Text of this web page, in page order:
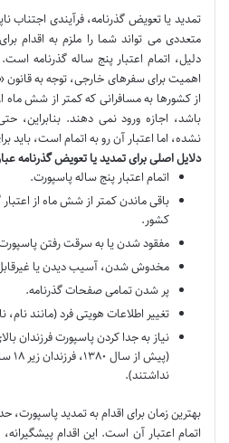
تمدید یا تعویض گذرنامه، فرآیندی اجتناب
متعددی می تواند شما را ملزم به اقدام
دلیل، اتمام اعتبار پنج ساله گذرنامه
اهمیت برای سفرهای خارجی، توجه به
از کشورها به مسافرانی که کمتر از شش ماه
باشد، اجازه ورود نمی دهند. بنابراین،
نشده، اما اعتبار آن رو به اتمام است، باید
دلایل اصلی برای تمدید یا تعویض گذرنامه
اتمام اعتبار پنج ساله پاسپورت.
باقی ماندن کمتر از شش ماه از
کشور.
مفقود شدن یا به سرقت رفتن
مخدوش شدن، آسیب دیدن یا
پر شدن تمامی صفحات گذرنامه.
تغییر اطلاعات هویتی فرد (مانند
نداشتند).
بهترین زمان برای اقدام به تمدید
اتمام اعتبار آن است. این اقدام